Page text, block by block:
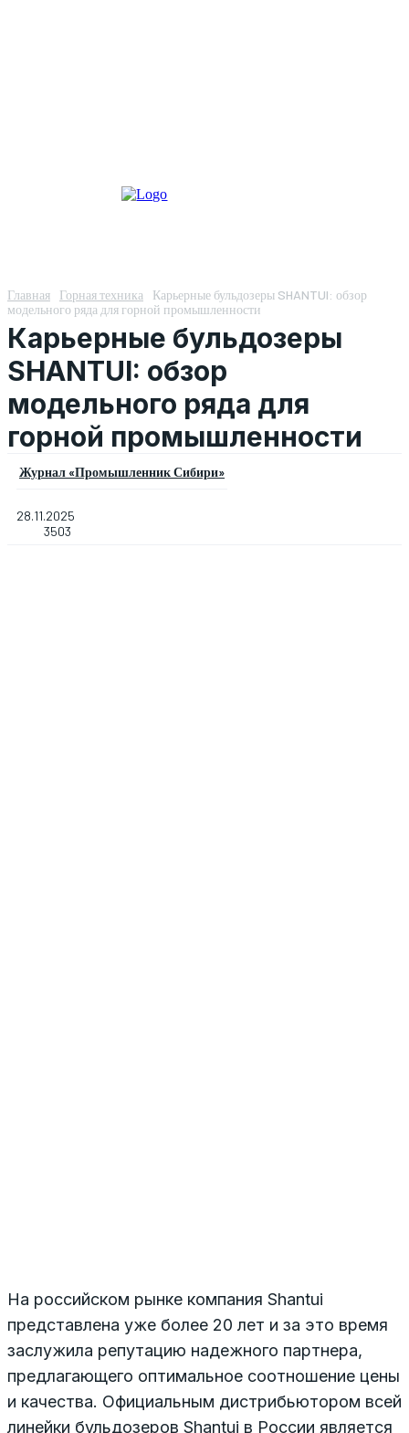
Главная Горная техника
Карьерные бульдозеры SHANTUI: обзор
модельного ряда для горной промышленности
Карьерные бульдозеры
SHANTUI: обзор
модельного ряда для
горной промышленности
Журнал «Промышленник Сибири»
28.11.2025
3503
На российском рынке компания Shantui
представлена уже более 20 лет и за это время
заслужила репутацию надежного партнера,
предлагающего оптимальное соотношение цены
и качества. Официальным дистрибьютором всей
линейки бульдозеров Shantui в России является